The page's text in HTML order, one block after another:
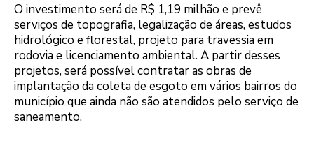
O investimento será de R$ 1,19 milhão e prevê
serviços de topografia, legalização de áreas, estudos
hidrológico e florestal, projeto para travessia em
rodovia e licenciamento ambiental. A partir desses
projetos, será possível contratar as obras de
implantação da coleta de esgoto em vários bairros do
município que ainda não são atendidos pelo serviço de
saneamento.